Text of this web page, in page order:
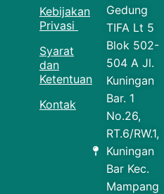
Kebijakan
Privasi
Syarat
dan
Ketentuan
Kontak
Gedung
TIFA Lt 5
Blok 502-
504 A Jl.
Kuningan
Bar. 1
No.26,
RT.6/RW.1,
Kuningan
Bar Kec.
Mampang